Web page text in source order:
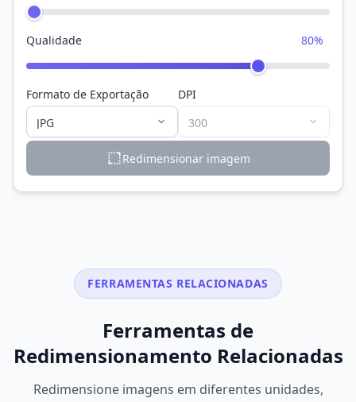
Qualidade 80%
Formato de Exportação DPI
Redimensionar imagem
FERRAMENTAS RELACIONADAS
Ferramentas de
Redimensionamento Relacionadas
Redimensione imagens em diferentes unidades,